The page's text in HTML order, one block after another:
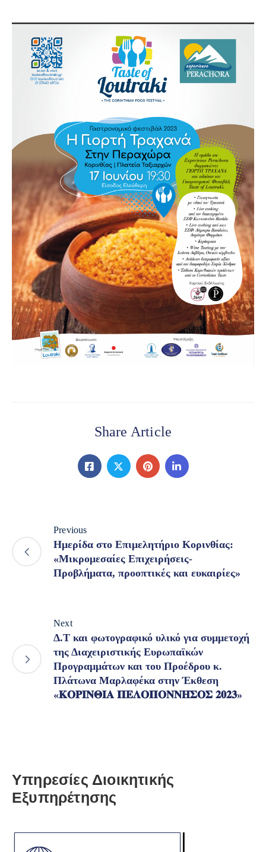
Share Article
Previous
Ημερίδα στο Επιμελητήριο Κορινθίας:
«Μικρομεσαίες Επιχειρήσεις-
Προβλήματα, προοπτικές και ευκαιρίες»
Next
Δ.Τ και φωτογραφικό υλικό για συμμετοχή
της Διαχειριστικής Ευρωπαϊκών
Προγραμμάτων και του Προέδρου κ.
Πλάτωνα Μαρλαφέκα στην Έκθεση
«𝚱𝚶𝚸𝚰𝚴𝚯𝚰𝚨 𝚷𝚬𝚲𝚶𝚷𝚶𝚴𝚴𝚮𝚺𝚶𝚺 𝟐𝟎𝟐𝟑»
Υπηρεσίες Διοικητικής
Εξυπηρέτησης